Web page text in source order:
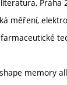
Praha
měření,
memory